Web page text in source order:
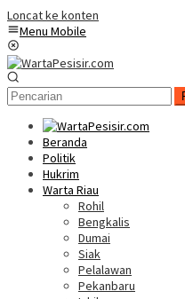
Loncat ke konten
Menu Mobile
Beranda
Politik
Hukrim
Warta Riau
Rohil
Bengkalis
Dumai
Siak
Pelalawan
Pekanbaru